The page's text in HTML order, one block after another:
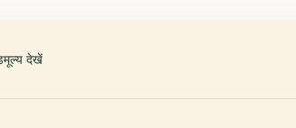
मूल्य देखें